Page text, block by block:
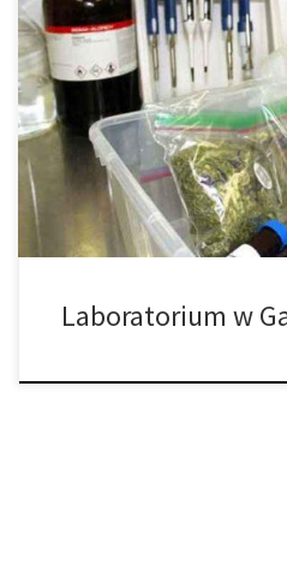
Planowane jest otworzenie
Gainesville. Gainesville wkrótce
Florydzie ośrodka testującego
Gainesville, laboratorium
Gainesville, na zachód od Main
kwietniu lub w maju, powiedział
laboratorium. Główna […]
Laboratorium w